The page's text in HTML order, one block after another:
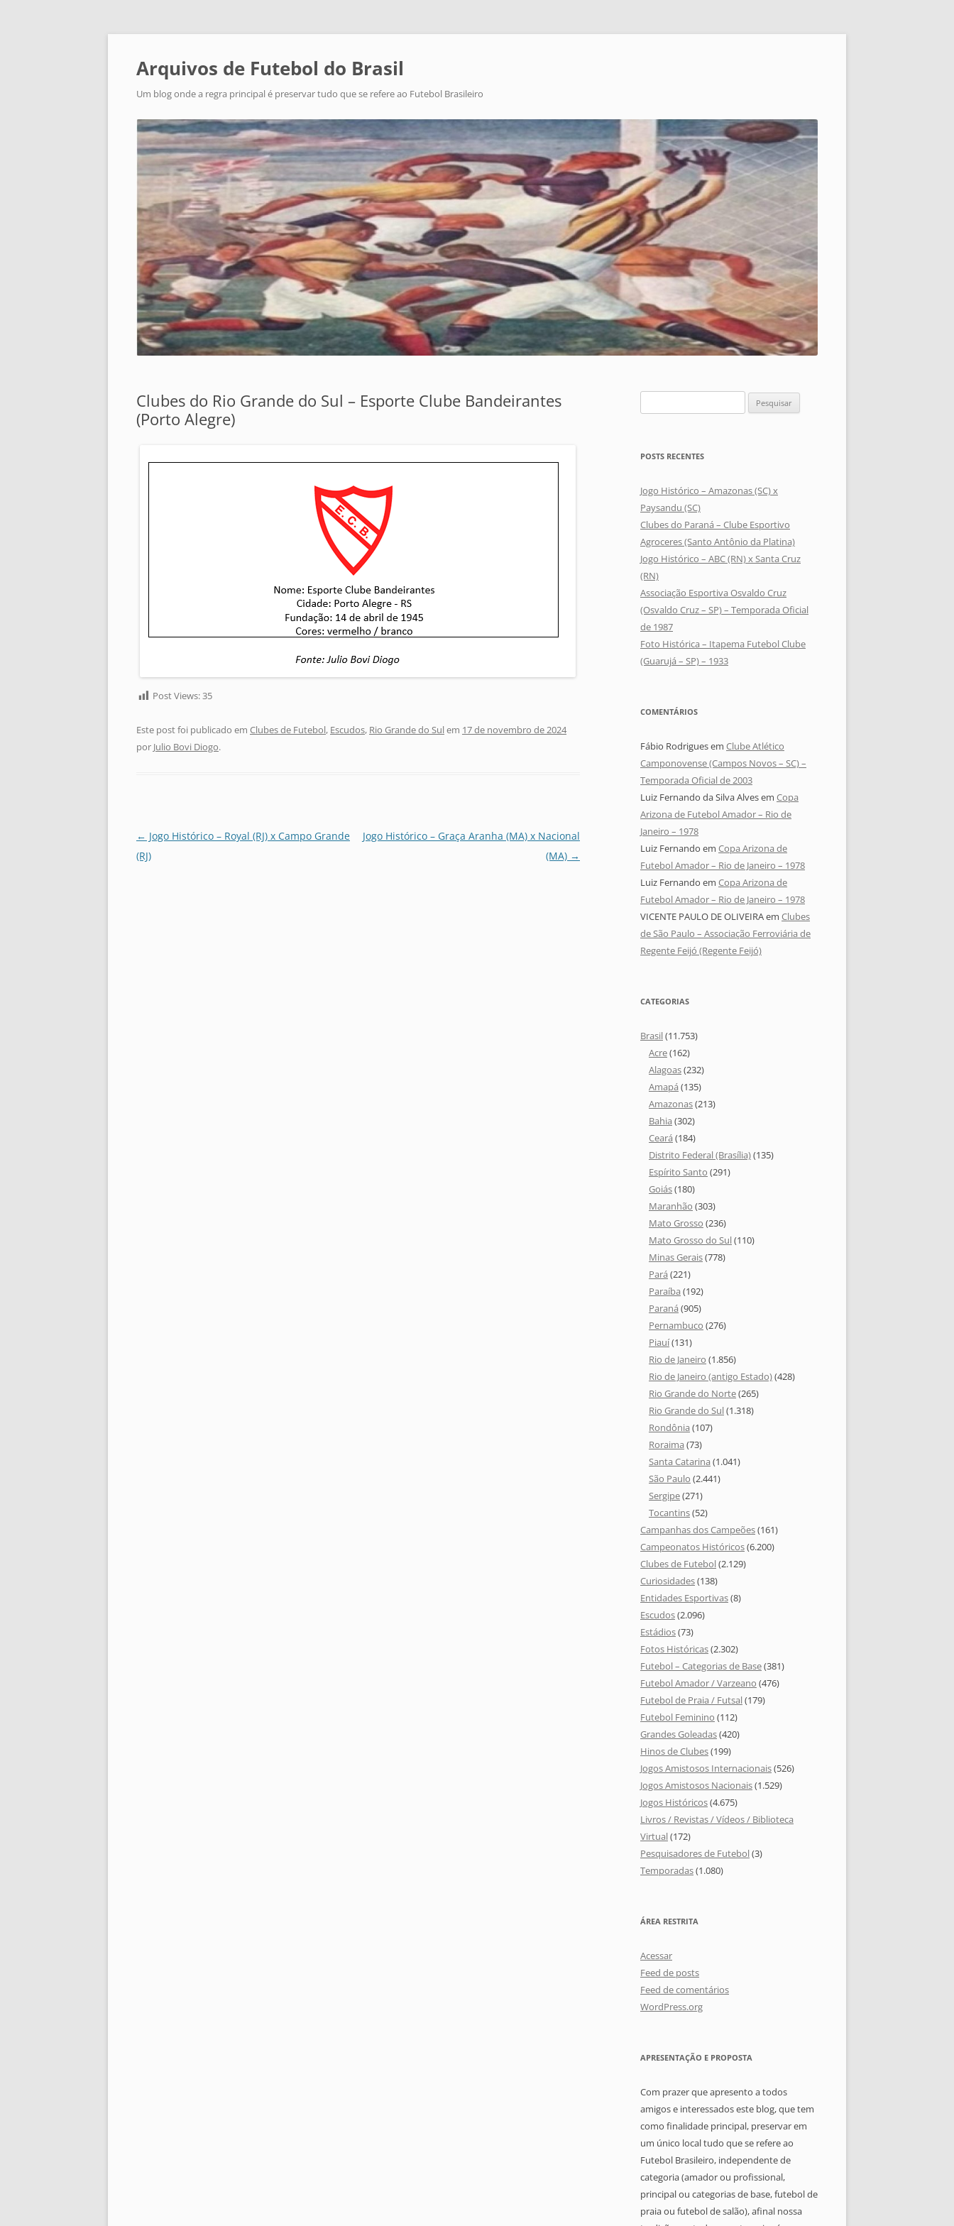
Arquivos de Futebol do Brasil
Um blog onde a regra principal é preservar tudo que se refere ao Futebol Brasileiro
Clubes do Rio Grande do Sul – Esporte Clube Bandeirantes
(Porto Alegre)
Post Views:35
Este post foi publicado em Clubes de Futebol, Escudos, Rio Grande do Sulem 17 de novembro de 2024
por Julio Bovi Diogo.
Navegação
de
← Jogo Histórico – Royal (RJ) x Campo Grande
(RJ)
Jogo Histórico – Graça Aranha (MA) x Nacional
(MA) →
por:
POSTS RECENTES
Jogo Histórico – Amazonas (SC) x
Paysandu (SC)
Clubes do Paraná – Clube Esportivo
Agroceres (Santo Antônio da Platina)
Jogo Histórico – ABC (RN) x Santa Cruz
(RN)
Associação Esportiva Osvaldo Cruz
(Osvaldo Cruz – SP) – Temporada Oficial
de 1987
Foto Histórica – Itapema Futebol Clube
(Guarujá – SP) – 1933
COMENTÁRIOS
Fábio Rodriguesem Clube Atlético
Camponovense (Campos Novos – SC) –
Temporada Oficial de 2003
Luiz Fernando da Silva Alvesem Copa
Arizona de Futebol Amador – Rio de
Janeiro – 1978
Luiz Fernando em Copa Arizona de
Futebol Amador – Rio de Janeiro – 1978
Luiz Fernando em Copa Arizona de
Futebol Amador – Rio de Janeiro – 1978
VICENTE PAULO DE OLIVEIRAem Clubes
de São Paulo – Associação Ferroviária de
Regente Feijó (Regente Feijó)
CATEGORIAS
Brasil(11.753)
Acre(162)
Alagoas(232)
Amapá (135)
Amazonas(213)
Bahia (302)
Ceará (184)
Distrito Federal (Brasília)(135)
Espírito Santo (291)
Goiás(180)
Maranhão (303)
Mato Grosso (236)
Mato Grosso do Sul(110)
Minas Gerais(778)
Pará (221)
Paraíba (192)
Paraná (905)
Pernambuco (276)
Piauí(131)
Rio de Janeiro (1.856)
Rio de Janeiro (antigo Estado)(428)
Rio Grande do Norte(265)
Rio Grande do Sul(1.318)
Rondônia (107)
Roraima (73)
Santa Catarina (1.041)
São Paulo (2.441)
Sergipe(271)
Tocantins(52)
Campanhas dos Campeões(161)
Campeonatos Históricos(6.200)
Clubes de Futebol(2.129)
Curiosidades(138)
Entidades Esportivas(8)
Escudos(2.096)
Estádios(73)
Fotos Históricas(2.302)
Futebol – Categorias de Base(381)
Futebol Amador / Varzeano (476)
Futebol de Praia / Futsal(179)
Futebol Feminino (112)
Grandes Goleadas(420)
Hinos de Clubes(199)
Jogos Amistosos Internacionais(526)
Jogos Amistosos Nacionais(1.529)
Jogos Históricos(4.675)
Livros / Revistas / Vídeos / Biblioteca
Virtual(172)
Pesquisadores de Futebol(3)
Temporadas(1.080)
ÁREA RESTRITA
Acessar
Feed de posts
Feed de comentários
WordPress.org
APRESENTAÇÃO E PROPOSTA
Com prazer que apresento a todos
amigos e interessados este blog, que tem
como finalidade principal, preservar em
um único local tudo que se refere ao
Futebol Brasileiro, independente de
categoria (amador ou profissional,
principal ou categorias de base, futebol de
praia ou futebol de salão), afinal nossa